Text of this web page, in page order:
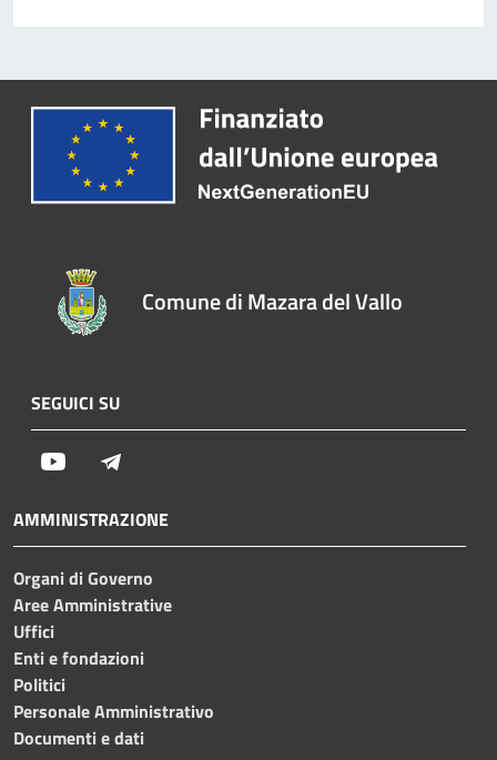
Comune di Mazara del Vallo
SEGUICI SU
Youtube
AMMINISTRAZIONE
Organi di Governo
Aree Amministrative
Uffici
Enti e fondazioni
Politici
Personale Amministrativo
Documenti e dati